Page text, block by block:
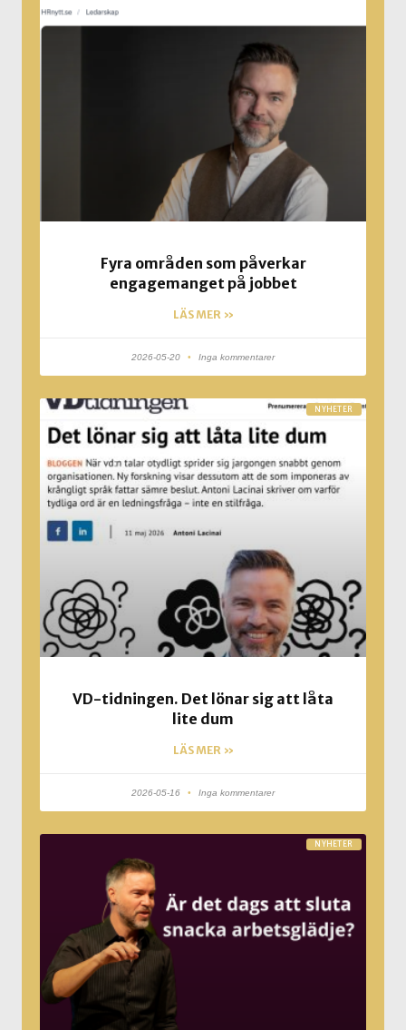
Fyra områden som påverkar
engagemanget på jobbet
LÄS MER »
2026-05-20 Inga kommentarer
NYHETER
VD-tidningen. Det lönar sig att låta
lite dum
LÄS MER »
2026-05-16 Inga kommentarer
NYHETER